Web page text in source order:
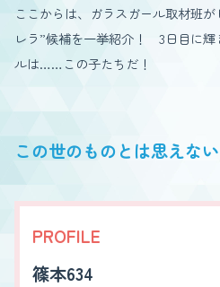
ここからは、ガラスガール取材班
レラ”候補を一挙紹介！ 3日目に輝
ルは……この子たちだ！
この世のものとは思えな
PROFILE
篠本634